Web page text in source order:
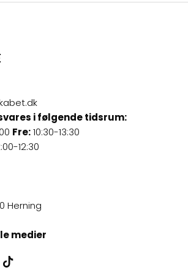
i følgende tidsrum:
Fre:10:30-13:30
12:30
Herning
medier